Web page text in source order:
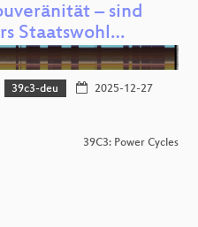
– sind
Staatswohl…
39c3-deu
2025-12-27
39C3: Power Cycles